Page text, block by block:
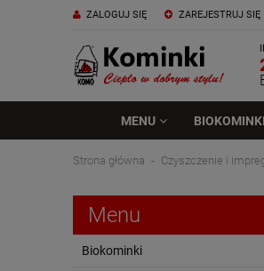
ZAREJESTRUJ SIĘ
ZALOGUJ SIĘ
MENU BIOKOMINKI
Strona główna Czyszczenie i
Menu
Biokominki